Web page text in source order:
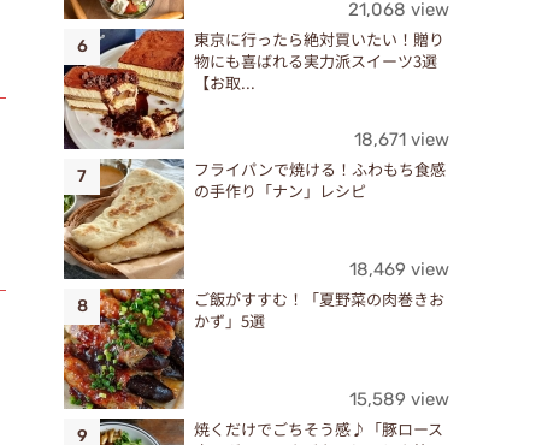
21,068 view
東京に行ったら絶対買いたい！贈り
物にも喜ばれる実力派スイーツ3選
【お取...
18,671 view
フライパンで焼ける！ふわもち食感
の手作り「ナン」レシピ
18,469 view
ご飯がすすむ！「夏野菜の肉巻きお
かず」5選
15,589 view
焼くだけでごちそう感♪「豚ロース